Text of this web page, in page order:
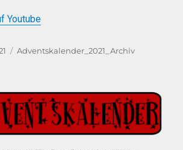
Youtube
Kategorien
Adventskalender_2021_Archiv